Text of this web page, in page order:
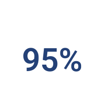
95%